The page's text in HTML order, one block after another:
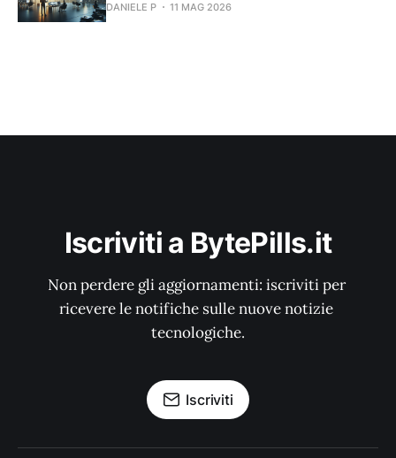
DANIELE P 11 MAG 2026
Iscriviti a BytePills.it
Non perdere gli aggiornamenti: iscriviti per
ricevere le notifiche sulle nuove notizie
tecnologiche.
Iscriviti